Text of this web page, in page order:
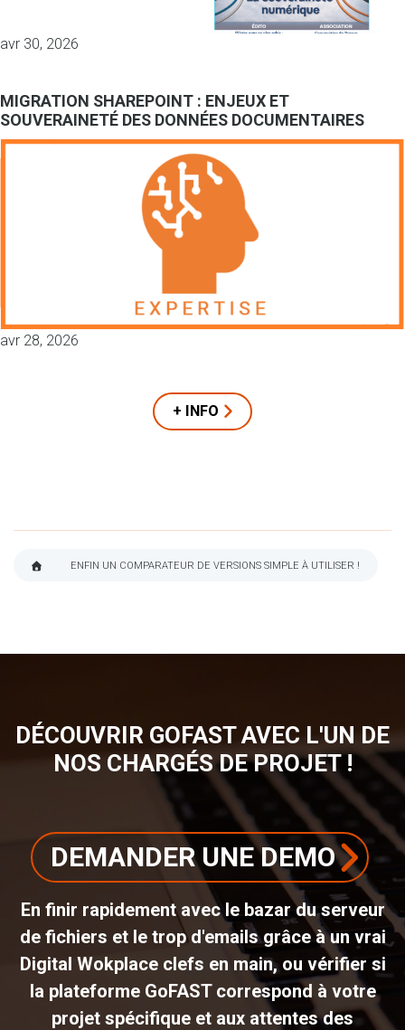
avr 30, 2026
MIGRATION SHAREPOINT : ENJEUX ET
SOUVERAINETÉ DES DONNÉES DOCUMENTAIRES
avr 28, 2026
+ INFO
ENFIN UN COMPARATEUR DE VERSIONS SIMPLE À UTILISER !
DÉCOUVRIR GOFAST AVEC L'UN DE
NOS CHARGÉS DE PROJET !
DEMANDER UNE DEMO
En finir rapidement avec le bazar du serveur
de fichiers et le trop d'emails grâce à un vrai
Digital Wokplace clefs en main, ou vérifier si
la plateforme GoFAST correspond à votre
projet spécifique et aux attentes des